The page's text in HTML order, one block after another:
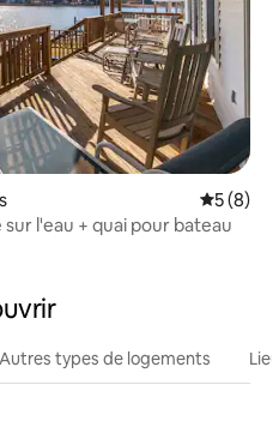
5 (8)
l'eau + quai pour bateau
Autres types de logements